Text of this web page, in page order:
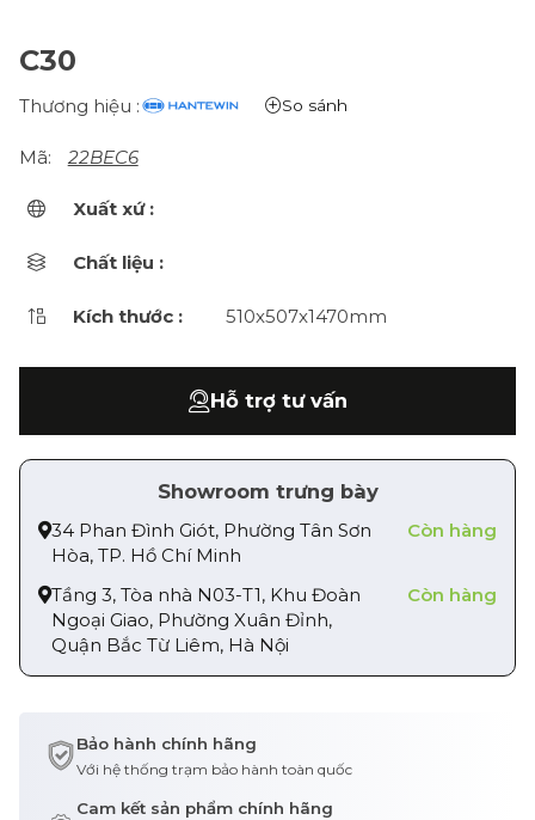
C30
Thương hiệu : So sánh
Mã: 22BEC6
Xuất xứ :
Chất liệu :
Kích thước : 510x507x1470mm
Hỗ trợ tư vấn
Showroom trưng bày
34 Phan Đình Giót, Phường Tân Sơn
Hòa, TP. Hồ Chí Minh
Còn hàng
Tầng 3, Tòa nhà N03-T1, Khu Đoàn
Ngoại Giao, Phường Xuân Đỉnh,
Quận Bắc Từ Liêm, Hà Nội
Còn hàng
Bảo hành chính hãng
Với hệ thống trạm bảo hành toàn quốc
Cam kết sản phẩm chính hãng